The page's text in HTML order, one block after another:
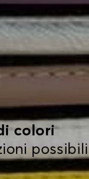
colori
possibili